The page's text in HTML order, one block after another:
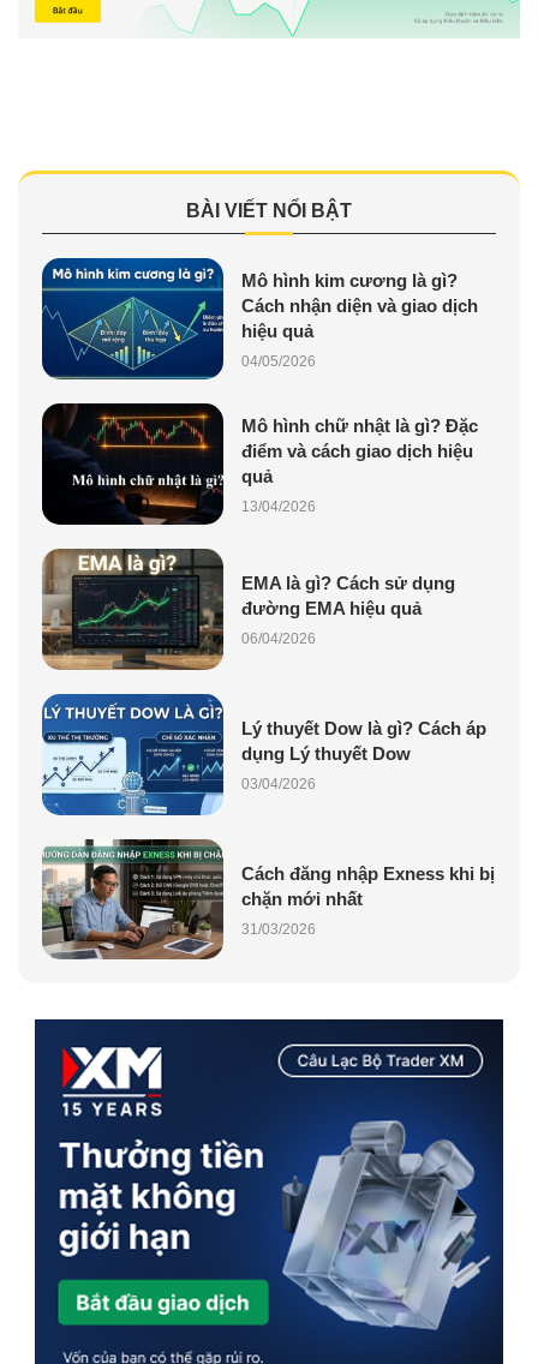
BÀI VIẾT NỔI BẬT
Mô hình kim cương là gì?
Cách nhận diện và giao dịch
hiệu quả
04/05/2026
Mô hình chữ nhật là gì? Đặc
điểm và cách giao dịch hiệu
quả
13/04/2026
EMA là gì? Cách sử dụng
đường EMA hiệu quả
06/04/2026
Lý thuyết Dow là gì? Cách áp
dụng Lý thuyết Dow
03/04/2026
Cách đăng nhập Exness khi bị
chặn mới nhất
31/03/2026